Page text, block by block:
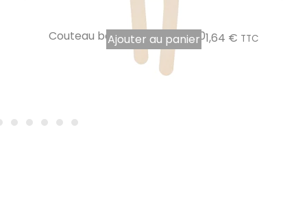
Couteau bois 165 mm par 1001,64 € TTC
Ajouter au panier